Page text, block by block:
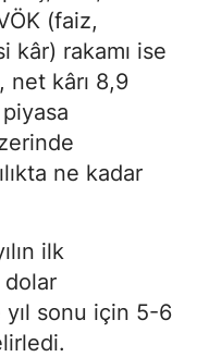
(faiz,
kâr) rakamı ise
net kârı 8,9
ne kadar
ilk
dolar
sonu için 5-6